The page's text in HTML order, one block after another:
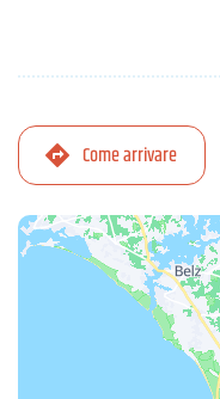
Come arrivare